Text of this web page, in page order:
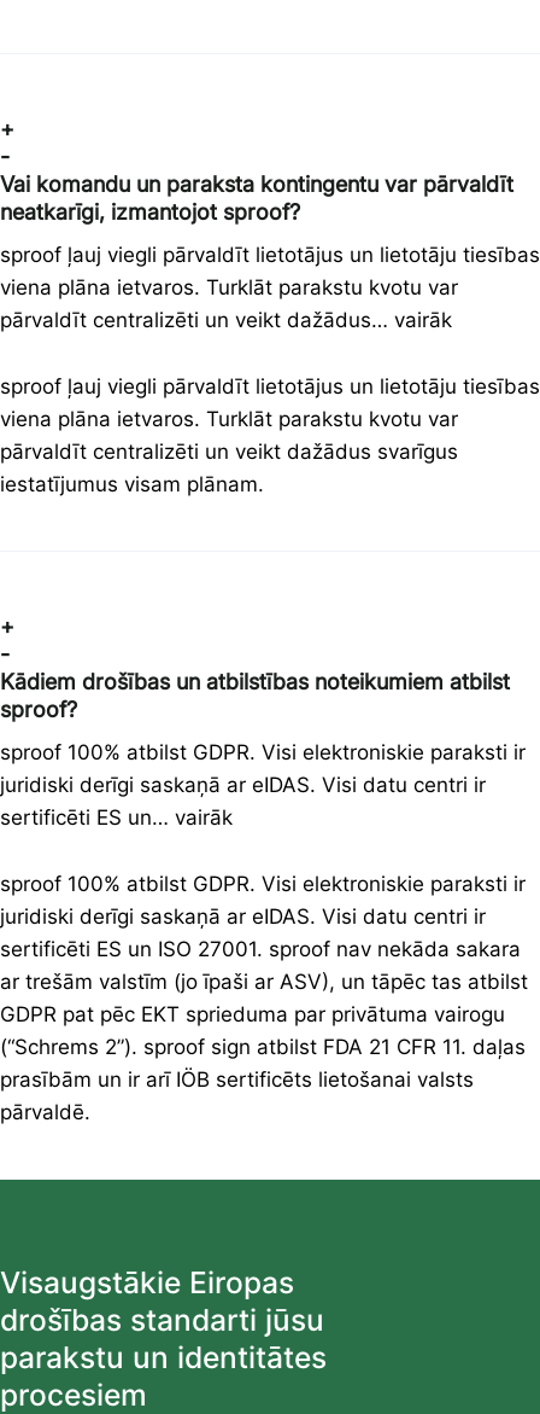
+
-
Vai komandu un paraksta kontingentu var pārvaldīt
neatkarīgi, izmantojot sproof?
sproof ļauj viegli pārvaldīt lietotājus un lietotāju tiesības
viena plāna ietvaros. Turklāt parakstu kvotu var
pārvaldīt centralizēti un veikt dažādus… vairāk
sproof ļauj viegli pārvaldīt lietotājus un lietotāju tiesības
viena plāna ietvaros. Turklāt parakstu kvotu var
pārvaldīt centralizēti un veikt dažādus svarīgus
iestatījumus visam plānam.
+
-
Kādiem drošības un atbilstības noteikumiem atbilst
sproof?
sproof 100% atbilst GDPR. Visi elektroniskie paraksti ir
juridiski derīgi saskaņā ar eIDAS. Visi datu centri ir
sertificēti ES un… vairāk
sproof 100% atbilst GDPR. Visi elektroniskie paraksti ir
juridiski derīgi saskaņā ar eIDAS. Visi datu centri ir
sertificēti ES un ISO 27001. sproof nav nekāda sakara
ar trešām valstīm (jo īpaši ar ASV), un tāpēc tas atbilst
GDPR pat pēc EKT sprieduma par privātuma vairogu
(“Schrems 2”). sproof sign atbilst FDA 21 CFR 11. daļas
prasībām un ir arī IÖB sertificēts lietošanai valsts
pārvaldē.
Visaugstākie Eiropas
drošības standarti jūsu
parakstu un identitātes
procesiem